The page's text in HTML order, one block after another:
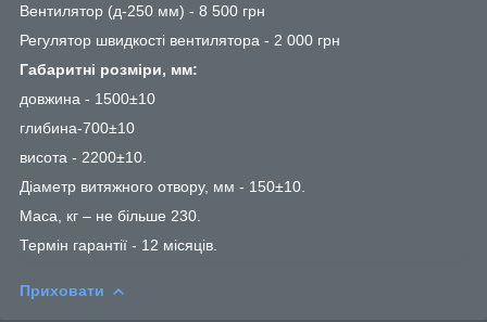
Вентилятор (д-250 мм) - 8 500 грн
Регулятор швидкості вентилятора - 2 000 грн
Габаритні розміри, мм:
довжина - 1500±10
глибина-700±10
висота - 2200±10.
Діаметр витяжного отвору, мм - 150±10.
Маса, кг – не більше 230.
Термін гарантії - 12 місяців.
Приховати